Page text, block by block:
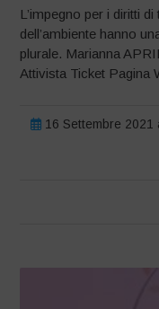
L’impegno per i diritti
dell’ambiente hanno
plurale. Marianna
Attivista Ticket Pagina
16 Settembre 2021